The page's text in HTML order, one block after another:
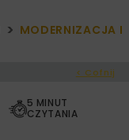
MODERNIZACJA I
< Cofnij
5 MINUT
CZYTANIA